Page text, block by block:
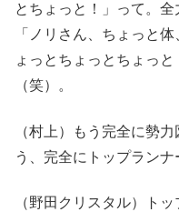
とちょっと！」って。
「ノリさん、ちょっと
ょっとちょっとちょっ
（笑）。
（村上）もう完全に勢
う、完全にトップラン
（野田クリスタル）ト